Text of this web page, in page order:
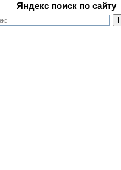
Яндекс поиск по сайту